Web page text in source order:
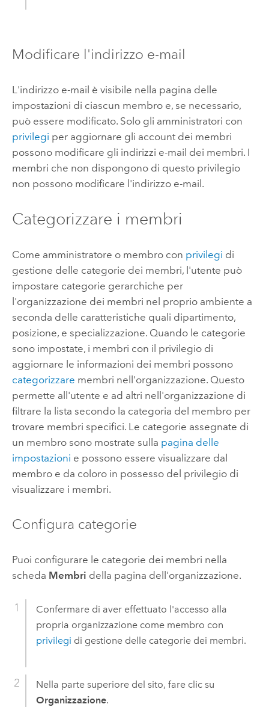
Modificare l'indirizzo e-mail
L'indirizzo e-mail è visibile nella pagina delle
impostazioni di ciascun membro e, se necessario,
può essere modificato. Solo gli amministratori con
privilegi per aggiornare gli account dei membri
possono modificare gli indirizzi e-mail dei membri. I
membri che non dispongono di questo privilegio
non possono modificare l'indirizzo e-mail.
Categorizzare i membri
Come amministratore o membro con privilegi di
gestione delle categorie dei membri, l'utente può
impostare categorie gerarchiche per
l'organizzazione dei membri nel proprio ambiente a
seconda delle caratteristiche quali dipartimento,
posizione, e specializzazione. Quando le categorie
sono impostate, i membri con il privilegio di
aggiornare le informazioni dei membri possono
categorizzare membri nell'organizzazione. Questo
permette all'utente e ad altri nell'organizzazione di
filtrare la lista secondo la categoria del membro per
trovare membri specifici. Le categorie assegnate di
un membro sono mostrate sulla pagina delle
impostazioni e possono essere visualizzare dal
membro e da coloro in possesso del privilegio di
visualizzare i membri.
Configura categorie
Puoi configurare le categorie dei membri nella
scheda Membri della pagina dell'organizzazione.
Confermare di aver effettuato l'accesso alla
propria organizzazione come membro con
privilegi di gestione delle categorie dei membri.
Nella parte superiore del sito, fare clic su
Organizzazione.